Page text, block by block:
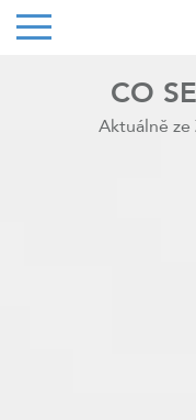
CO
Aktuálně ze